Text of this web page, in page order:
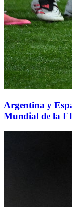
Argentina y
Mundial de la